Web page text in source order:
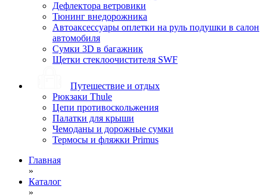
Дефлектора ветровики
Тюнинг внедорожника
Автоаксессуары оплетки на руль подушки в салон
автомобиля
Сумки 3D в багажник
Щетки стеклоочистителя SWF
Путешествие и отдых
Рюкзаки Thule
Цепи противоскольжения
Палатки для крыши
Чемоданы и дорожные сумки
Термосы и фляжки Primus
Главная
»
Каталог
»